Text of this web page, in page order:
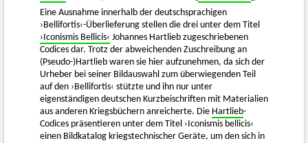
Eine Ausnahme innerhalb der deutschsprachigen
›Bellifortis‹-Überlieferung stellen die drei unter dem Titel
›Iconismis Bellicis‹ Johannes Hartlieb zugeschriebenen
Codices dar. Trotz der abweichenden Zuschreibung an
(Pseudo-)Hartlieb waren sie hier aufzunehmen, da sich der
Urheber bei seiner Bildauswahl zum überwiegenden Teil
auf den ›Bellifortis‹ stützte und ihn nur unter
eigenständigen deutschen Kurzbeischriften mit Materialien
aus anderen Kriegsbüchern anreicherte. Die Hartlieb-
Codices präsentieren unter dem Titel ›Iconismis bellicis‹
einen Bildkatalog kriegstechnischer Geräte, um den sich in